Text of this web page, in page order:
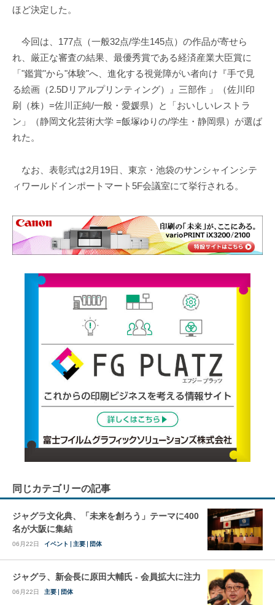
ほど決定した。
今回は、177点（一般32点/学生145点）の作品が寄せら
れ、厳正な審査の結果、最優秀賞である経済産業大臣賞に
「"鑑賞"から"体験"へ、進化する視覚障がい者向け『手で見
る絵画（2.5Dリアルプリンティング）』三部作 」（佐川印
刷（株）=佐川正純/一般・愛媛県）と「おいしいレストラ
ン」（静岡文化芸術大学 =飯塚ゆりの/学生・静岡県）が選ば
れた。
なお、表彰式は2月19日、東京・池袋のサンシャインシテ
ィワールドインポートマート5F会議室にて挙行される。
同じカテゴリーの記事
ジャグラ文化典、「未来を創ろう」テーマに400
名が大阪に集結
06月22日 イベント 主要 団体
ジャグラ、新会長に原田大輔氏 - 会員拡大に注力
06月22日 主要 団体